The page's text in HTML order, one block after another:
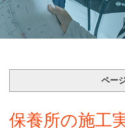
ペー
保養所の施工